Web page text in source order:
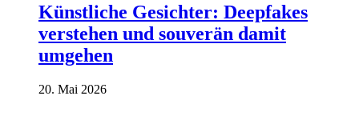
Künstliche Gesichter: Deepfakes
verstehen und souverän damit
umgehen
20. Mai 2026